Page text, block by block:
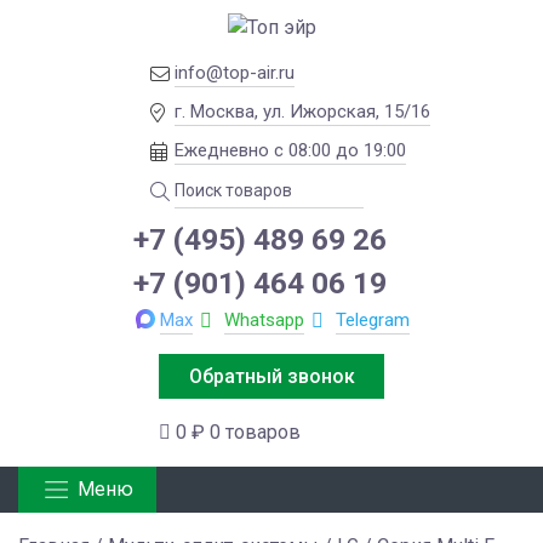
info@top-air.ru
г. Москва, ул. Ижорская, 15/16
Ежедневно с 08:00 до 19:00
+7 (495) 489 69 26
+7 (901) 464 06 19
Max Whatsapp Telegram
Обратный звонок
0 ₽ 0 товаров
Меню